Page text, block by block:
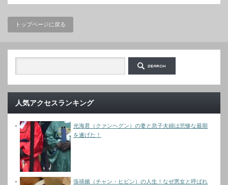
トップページに戻る
人気アクセスランキング
光海君（クァンヘグン）の妻と息子夫婦は悲惨な最期
を遂げた！
張禧嬪（チャン・ヒビン）の人生！なぜ悪女と呼ばれ